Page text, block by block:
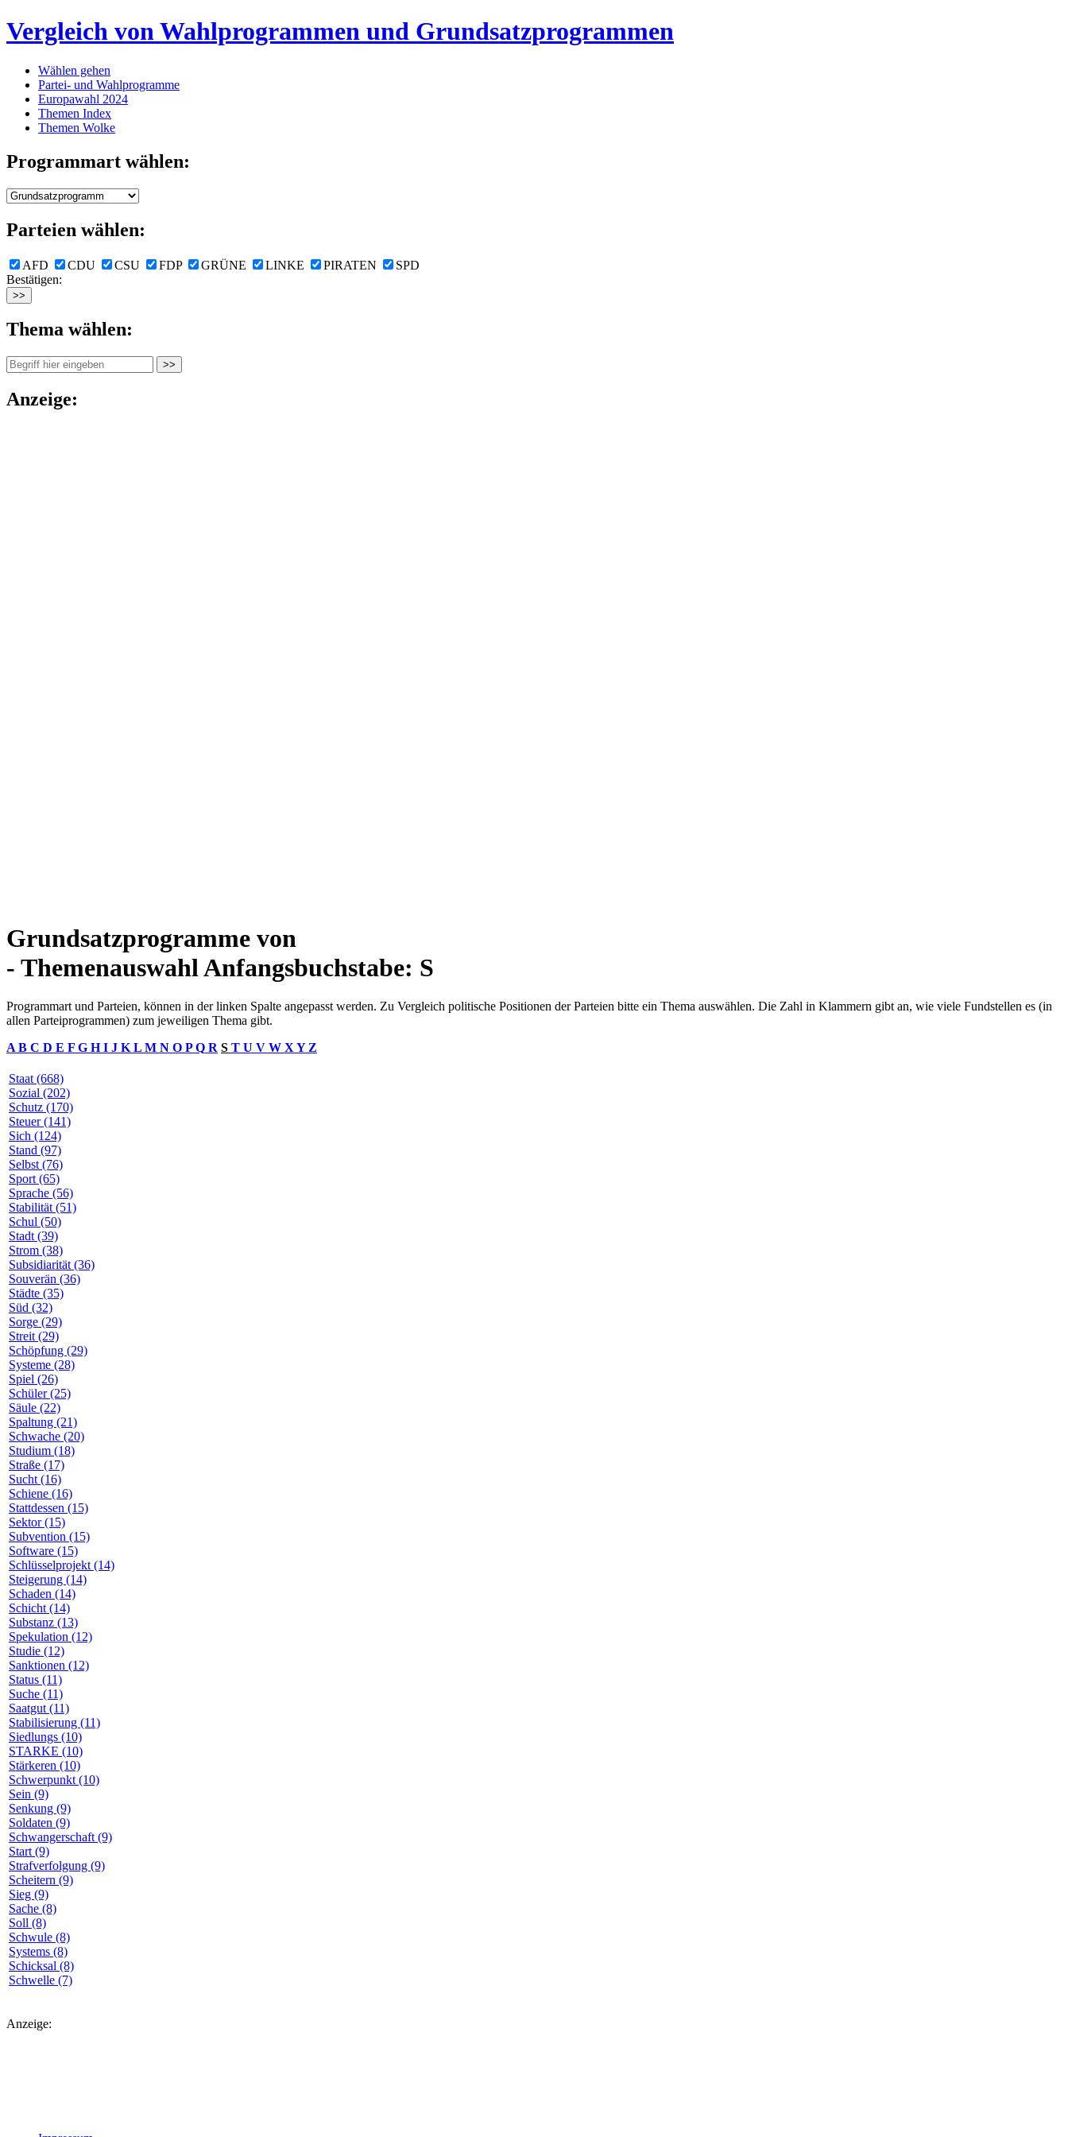
Vergleich von Wahlprogrammen und Grundsatzprogrammen
Wählen gehen
Partei- und Wahlprogramme
Europawahl 2024
Themen Index
Themen Wolke
Programmart wählen:
Parteien wählen:
AFD CDU CSU FDP GRÜNE LINKE PIRATEN
SPD
Bestätigen:
Thema wählen:
Anzeige:
Grundsatzprogramme von
- Themenauswahl Anfangsbuchstabe: S
Programmart und Parteien, können in der linken Spalte angepasst werden. Zu Vergleich politische Positionen der Parteien bitte ein Thema auswählen. Die Zahl in Klammern gibt an, wie viele Fundstellen es (in
allen Parteiprogrammen) zum jeweiligen Thema gibt.
A B C D E F G HI J K L M N O PQ R S T U V W X YZ
Staat (668)
Sozial (202)
Schutz (170)
Steuer (141)
Sich (124)
Stand (97)
Selbst (76)
Sport (65)
Sprache (56)
Stabilität (51)
Schul (50)
Stadt (39)
Strom (38)
Subsidiarität (36)
Souverän (36)
Städte (35)
Süd (32)
Sorge (29)
Streit (29)
Schöpfung (29)
Systeme (28)
Spiel (26)
Schüler (25)
Säule (22)
Spaltung (21)
Schwache (20)
Studium (18)
Straße (17)
Sucht (16)
Schiene (16)
Stattdessen (15)
Sektor (15)
Subvention (15)
Software (15)
Schlüsselprojekt (14)
Steigerung (14)
Schaden (14)
Schicht (14)
Substanz (13)
Spekulation (12)
Studie (12)
Sanktionen (12)
Status (11)
Suche (11)
Saatgut (11)
Stabilisierung (11)
Siedlungs (10)
STARKE (10)
Stärkeren (10)
Schwerpunkt (10)
Sein (9)
Senkung (9)
Soldaten (9)
Schwangerschaft (9)
Start (9)
Strafverfolgung (9)
Scheitern (9)
Sieg (9)
Sache (8)
Soll (8)
Schwule (8)
Systems (8)
Schicksal (8)
Schwelle (7)
Anzeige: